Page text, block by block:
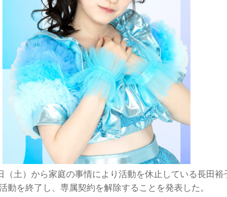
（土）から家庭の事情により活動を休止している長田
動を終了し、専属契約を解除することを発表した。